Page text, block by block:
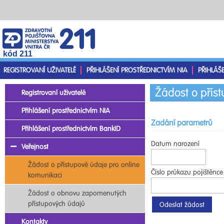
kód 211
REGISTROVANÍ UŽIVATELÉ
PŘIHLÁŠENÍ PROSTŘEDNICTVÍM NIA
Žádost o
Zadání parametrů
Datum narození
Číslo průkazu pojištěnce
Registrovaní uživatelé
Přihlášení prostřednictvím NIA
Přihlášení prostřednictvím BankID
Veřejnost
Žádost o přístupové údaje pro online
komunikaci
Žádost o obnovu zapomenutých
přístupových údajů
Kontakty